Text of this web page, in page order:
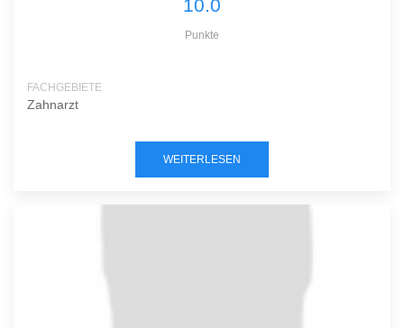
10.0
Punkte
FACHGEBIETE
Zahnarzt
WEITERLESEN